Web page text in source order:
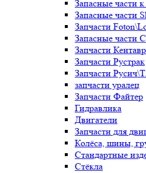
Запасные части
Запасные части
Запчасти
Запасные части
Запчасти Кентавр
Запчасти Рустрак
Запчасти
запчасти уралец
Запчасти Файтер
Гидравлика
Двигатели
Запчасти для
Колёса, шины,
Стандартные
Стёкла